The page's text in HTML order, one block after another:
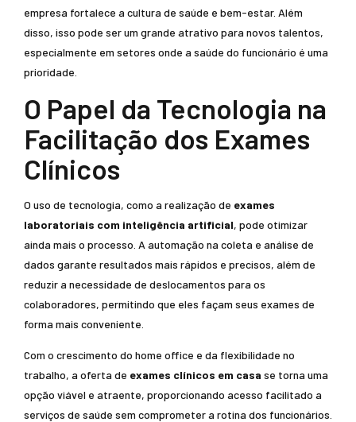
empresa fortalece a cultura de saúde e bem-estar. Além
disso, isso pode ser um grande atrativo para novos talentos,
especialmente em setores onde a saúde do funcionário é uma
prioridade.
O Papel da Tecnologia na
Facilitação dos Exames
Clínicos
O uso de tecnologia, como a realização de exames
laboratoriais com inteligência artificial, pode otimizar
ainda mais o processo. A automação na coleta e análise de
dados garante resultados mais rápidos e precisos, além de
reduzir a necessidade de deslocamentos para os
colaboradores, permitindo que eles façam seus exames de
forma mais conveniente.
Com o crescimento do home office e da flexibilidade no
trabalho, a oferta de exames clínicos em casa se torna uma
opção viável e atraente, proporcionando acesso facilitado a
serviços de saúde sem comprometer a rotina dos funcionários.